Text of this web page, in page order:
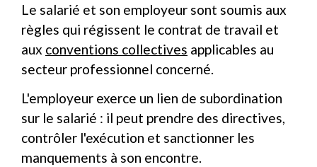
Le salarié et son employeur sont soumis aux
règles qui régissent le contrat de travail et
aux conventions collectives applicables au
secteur professionnel concerné.
L'employeur exerce un lien de subordination
sur le salarié : il peut prendre des directives,
contrôler l'exécution et sanctionner les
manquements à son encontre.